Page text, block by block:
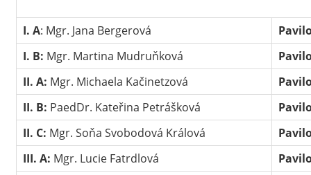
I. A: Mgr. Jana Bergerová
I. B: Mgr. Martina Mudruňková
II. A: Mgr. Michaela Kačinetzová
II. B: PaedDr. Kateřina Petrášková
II. C: Mgr. Soňa Svobodová Králová
III. A: Mgr. Lucie Fatrdlová